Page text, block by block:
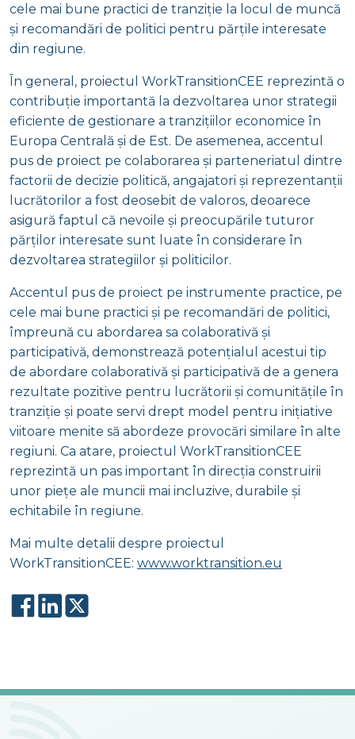
cele mai bune practici de tranziție la locul de muncă
și recomandări de politici pentru părțile interesate
din regiune.
În general, proiectul WorkTransitionCEE reprezintă o
contribuție importantă la dezvoltarea unor strategii
eficiente de gestionare a tranzițiilor economice în
Europa Centrală și de Est. De asemenea, accentul
pus de proiect pe colaborarea și parteneriatul dintre
factorii de decizie politică, angajatori și reprezentanții
lucrătorilor a fost deosebit de valoros, deoarece
asigură faptul că nevoile și preocupările tuturor
părților interesate sunt luate în considerare în
dezvoltarea strategiilor și politicilor.
Accentul pus de proiect pe instrumente practice, pe
cele mai bune practici și pe recomandări de politici,
împreună cu abordarea sa colaborativă și
participativă, demonstrează potențialul acestui tip
de abordare colaborativă și participativă de a genera
rezultate pozitive pentru lucrătorii și comunitățile în
tranziție și poate servi drept model pentru inițiative
viitoare menite să abordeze provocări similare în alte
regiuni. Ca atare, proiectul WorkTransitionCEE
reprezintă un pas important în direcția construirii
unor piețe ale muncii mai incluzive, durabile și
echitabile în regiune.
Mai multe detalii despre proiectul
WorkTransitionCEE: www.worktransition.eu